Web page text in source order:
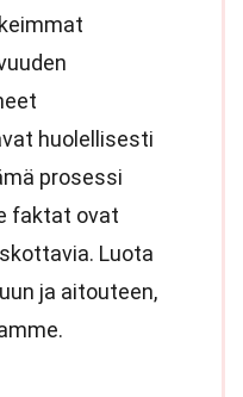
huolellisesti
prosessi
faktat ovat
Luota
ja aitouteen,